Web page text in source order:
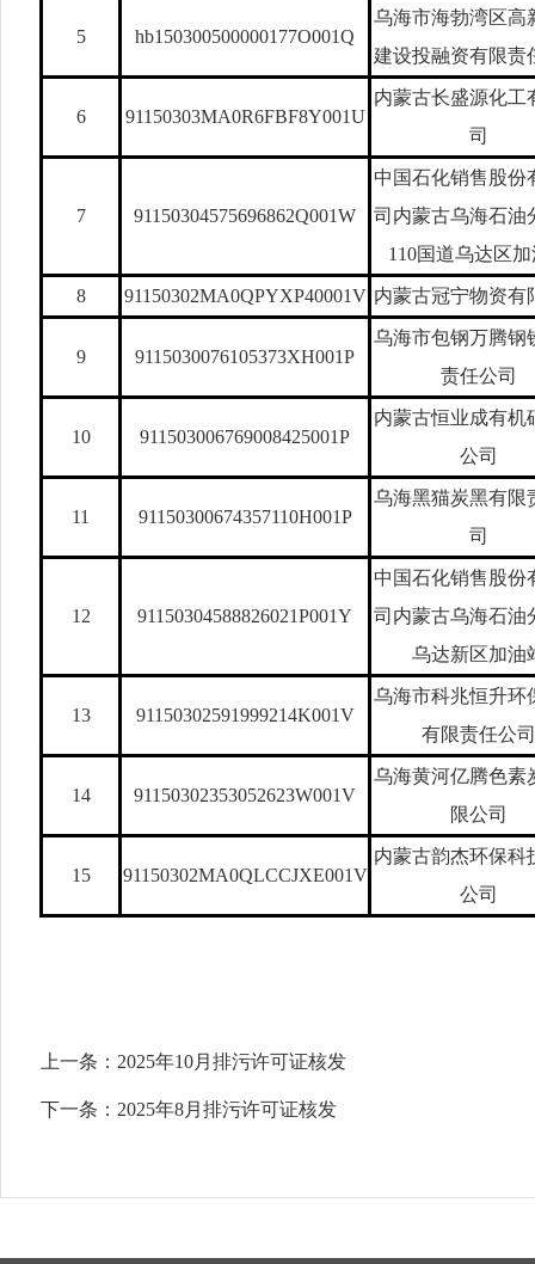
5 hb150300500000177O001Q
乌海市海勃湾区高
建设投融资有限责
6 91150303MA0R6FBF8Y001U
内蒙古长盛源化工
司
7 91150304575696862Q001W
中国石化销售股份
司内蒙古乌海石油
110国道乌达区
8 91150302MA0QPYXP40001V 内蒙古冠宁物资有
9 9115030076105373XH001P
乌海市包钢万腾钢
责任公司
10 911503006769008425001P
内蒙古恒业成有机
公司
11 91150300674357110H001P
乌海黑猫炭黑有限
司
12 91150304588826021P001Y
中国石化销售股份
司内蒙古乌海石油
乌达新区加油
13 91150302591999214K001V
乌海市科兆恒升环
有限责任公司
14 91150302353052623W001V
乌海黄河亿腾色素
限公司
15 91150302MA0QLCCJXE001V
内蒙古韵杰环保科
公司
上一条： 2025年10月排污许可证核发
下一条： 2025年8月排污许可证核发